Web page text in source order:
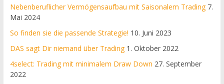
Nebenberuflicher Vermögensaufbau mit Saisonalem Trading 7.
Mai 2024
So finden sie die passende Strategie! 10. Juni 2023
DAS sagt Dir niemand über Trading 1. Oktober 2022
4select: Trading mit minimalem Draw Down 27. September
2022